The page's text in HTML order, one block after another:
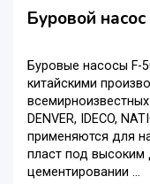
Буровой
Буровые насосы F-
китайскими
DENVER, IDECO,
применяются для
пласт под высоким
цементировании ...